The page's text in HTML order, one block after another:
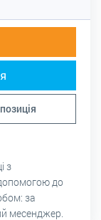
з
до
за
месенджер.